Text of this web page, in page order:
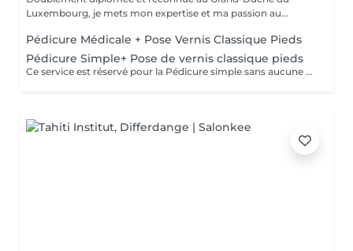
Luxembourg, je mets mon expertise et ma passion au...
Pédicure Médicale + Pose Vernis Classique Pieds
Pédicure Simple+ Pose de vernis classique pieds
Ce service est réservé pour la Pédicure simple sans aucune pathologie particulier(ongle incarné/callosités ou mycoses=Pédicure Médicale)